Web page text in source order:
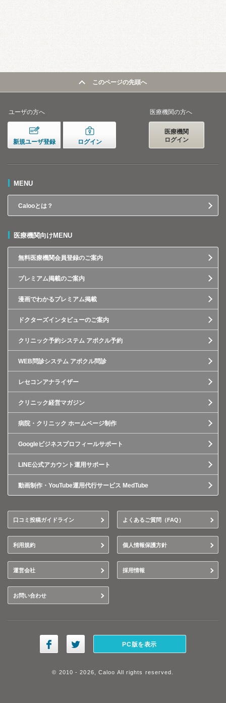
このページの先頭へ
ユーザの方へ
新規ユーザ登録 ログイン
医療機関の方へ
医療機関
ログイン
MENU
Calooとは？
医療機関向けMENU
無料医療機関会員登録のご案内
プレミアム掲載のご案内
漫画でわかるプレミアム掲載
ドクターズインタビューのご案内
クリニック予約システム アポクル予約
WEB問診システム アポクル問診
レセコンアナライザー
クリニック経営マガジン
病院・クリニック ホームページ制作
Googleビジネスプロフィールサポート
LINE公式アカウント運用サポート
動画制作・YouTube運用代行サービス MedTube
口コミ投稿ガイドライン よくあるご質問（FAQ）
利用規約 個人情報保護方針
運営会社 採用情報
お問い合わせ
PC版を表示
© 2010 - 2026, Caloo All rights reserved.